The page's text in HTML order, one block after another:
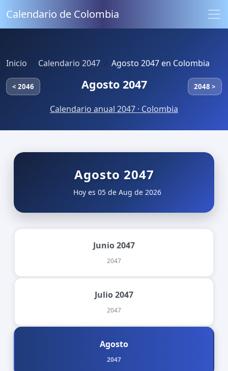
Calendario de Colombia
Inicio Calendario 2047 Agosto 2047 en Colombia
< 2046 Agosto 2047 2048 >
Calendario anual 2047 · Colombia
Agosto 2047
Hoy es 05 de Aug de 2026
Junio 2047
2047
Julio 2047
2047
Agosto
2047